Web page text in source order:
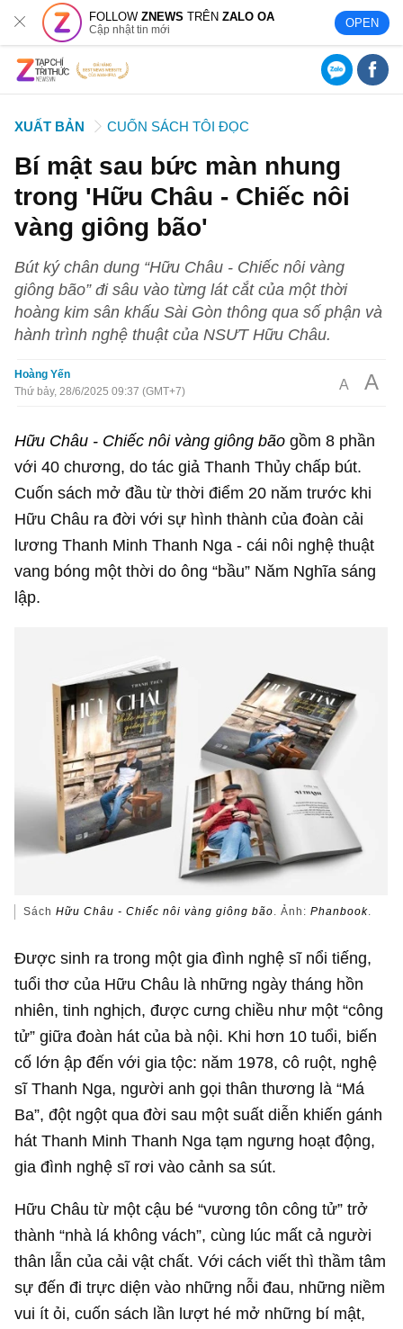
FOLLOWZNEWS TRÊNZALO OA
Cập nhật tin mới OPEN
XUẤT BẢN CUỐN SÁCH TÔI ĐỌC
Bí mật sau bức màn nhung
trong 'Hữu Châu - Chiếc nôi
vàng giông bão'
Bút ký chân dung “Hữu Châu - Chiếc nôi vàng
giông bão” đi sâu vào từng lát cắt của một thời
hoàng kim sân khấu Sài Gòn thông qua số phận và
hành trình nghệ thuật của NSƯT Hữu Châu.
Hoàng Yến
Thứ bảy, 28/6/2025 09:37 (GMT+7)
A A
Hữu Châu - Chiếc nôi vàng giông bão gồm 8 phần
với 40 chương, do tác giả Thanh Thủy chấp bút.
Cuốn sách mở đầu từ thời điểm 20 năm trước khi
Hữu Châu ra đời với sự hình thành của đoàn cải
lương Thanh Minh Thanh Nga - cái nôi nghệ thuật
vang bóng một thời do ông “bầu” Năm Nghĩa sáng
lập.
SáchHữu Châu - Chiếc nôi vàng giông bão . Ảnh:Phanbook
Được sinh ra trong một gia đình nghệ sĩ nổi tiếng,
tuổi thơ của Hữu Châu là những ngày tháng hồn
nhiên, tinh nghịch, được cưng chiều như một “công
tử” giữa đoàn hát của bà nội. Khi hơn 10 tuổi, biến
cố lớn ập đến với gia tộc: năm 1978, cô ruột, nghệ
sĩ Thanh Nga, người anh gọi thân thương là “Má
Ba”, đột ngột qua đời sau một suất diễn khiến gánh
hát Thanh Minh Thanh Nga tạm ngưng hoạt động,
gia đình nghệ sĩ rơi vào cảnh sa sút.
Hữu Châu từ một cậu bé “vương tôn công tử” trở
thành “nhà lá không vách”, cùng lúc mất cả người
thân lẫn của cải vật chất. Với cách viết thì thầm tâm
sự đến đi trực diện vào những nỗi đau, những niềm
vui ít ỏi, cuốn sách lần lượt hé mở những bí mật,